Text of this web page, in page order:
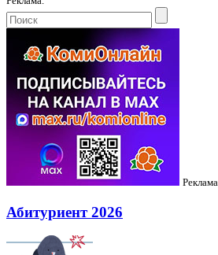
Реклама.
Абитуриент 2026